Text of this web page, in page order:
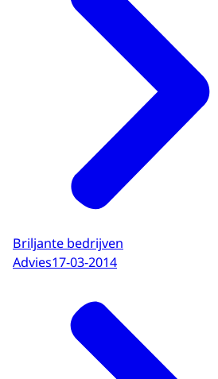
Briljante bedrijven
Advies17-03-2014